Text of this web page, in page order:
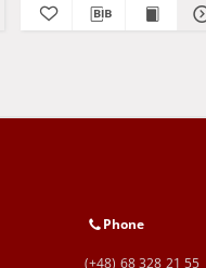
Phone
(+48) 68 328 21 55